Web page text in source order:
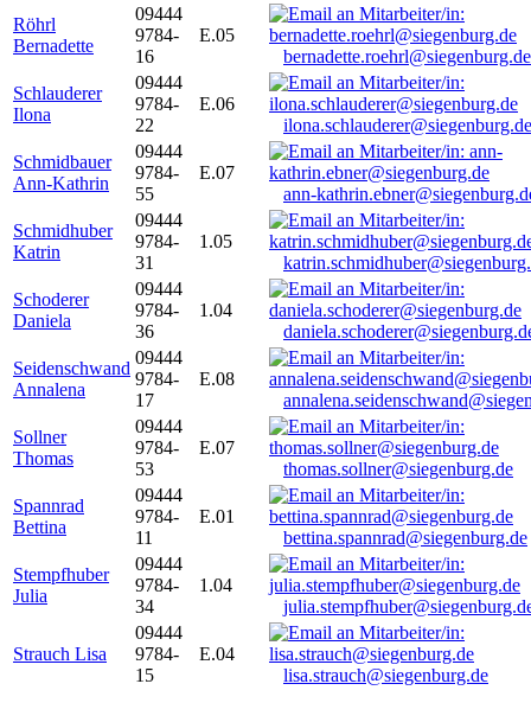
Röhrl
Bernadette
09444
9784-
16
E.05
bernadette.roehrl@siegenburg.de
Schlauderer
Ilona
09444
9784-
22
E.06
ilona.schlauderer@siegenburg.de
Schmidbauer
Ann-Kathrin
09444
9784-
55
E.07
ann-
Schmidhuber
Katrin
09444
9784-
31
1.05
Schoderer
Daniela
09444
9784-
36
1.04
Seidenschwand
Annalena
09444
9784-
17
E.08
Sollner
Thomas
09444
9784-
53
E.07
thomas.sollner@siegenburg.de
Spannrad
Bettina
09444
9784-
11
E.01
bettina.spannrad@siegenburg.de
Stempfhuber
Julia
09444
9784-
34
1.04
Strauch Lisa
09444
9784-
15
E.04
lisa.strauch@siegenburg.de